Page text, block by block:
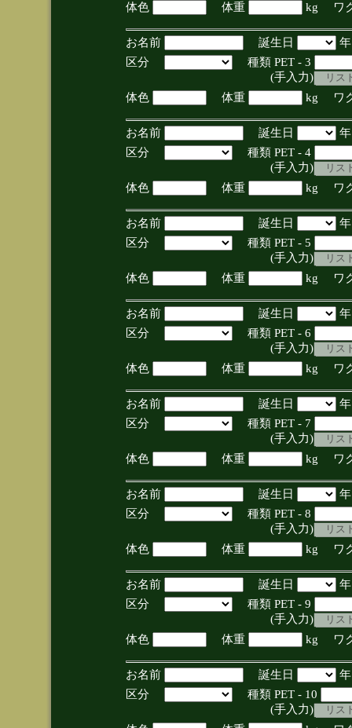
体色
体重 kg ワ
お名前 誕生日
区分
種類 PET - 3
(手入力)
体色
体重 kg ワ
お名前 誕生日
区分
種類 PET - 4
(手入力)
体色
体重 kg ワ
お名前 誕生日
区分
種類 PET - 5
(手入力)
体色
体重 kg ワ
お名前 誕生日
区分
種類 PET - 6
(手入力)
体色
体重 kg ワ
お名前 誕生日
区分
種類 PET - 7
(手入力)
体色
体重 kg ワ
お名前 誕生日
区分
種類 PET - 8
(手入力)
体色
体重 kg ワ
お名前 誕生日
区分
種類 PET - 9
(手入力)
体色
体重 kg ワ
お名前 誕生日
区分
種類 PET - 10
(手入力)